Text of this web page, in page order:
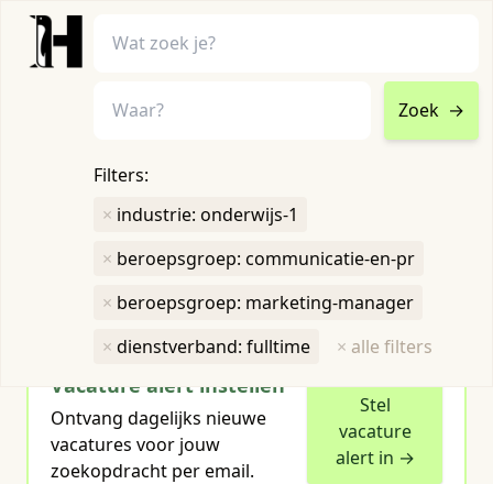
Zoek →
Filters:
× industrie: onderwijs-1
× beroepsgroep: communicatie-en-pr
× beroepsgroep: marketing-manager
× dienstverband: fulltime × alle filters
Humboldt heeft1groene vacature
voor je gevonden
Vacature alert instellen
Ontvang dagelijks nieuwe
vacatures voor jouw
zoekopdracht per email.
Stel
vacature
alert in →